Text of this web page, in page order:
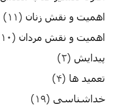
اهمیت و نقش زنان (۱۱)
اهمیت و نقش مردان (۱۰)
پیدایش (۲)
تعمید ها (۴)
خداشناسی (۱۹)